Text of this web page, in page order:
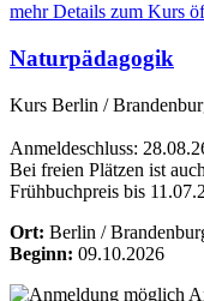
mehr Details zum Kurs
Naturpädagogik
Kurs Berlin /
Anmeldeschluss:
Bei freien Plätzen ist
Frühbuchpreis bis
Ort: Berlin /
Beginn: 09.10.2026